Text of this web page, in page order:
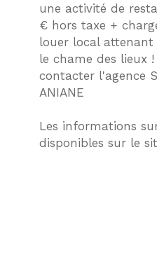
une activité de
€ hors taxe +
louer local attenant
le chame des lieux
contacter l'agence
ANIANE
Les informations
disponibles sur le